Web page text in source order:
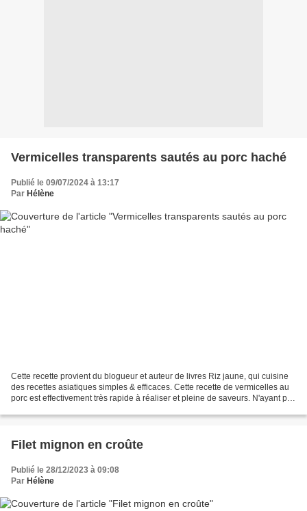
Vermicelles transparents sautés au porc haché
Publié le 09/07/2024 à 13:17
Par Hélène
Cette recette provient du blogueur et auteur de livres Riz jaune, qui cuisine
des recettes asiatiques simples & efficaces. Cette recette de vermicelles au
porc est effectivement très rapide à réaliser et pleine de saveurs. N'ayant pas
Filet mignon en croûte
Publié le 28/12/2023 à 09:08
Par Hélène